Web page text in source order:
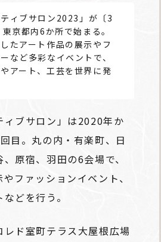
ティブサロン2023」が〔3
京都内6か所で始まる。
たアート作品の展示やフ
など多彩なイベントで、
アート、工芸を世界に発
ィブサロン」は2020年か
目。丸の内・有楽町、日
原宿、羽田の6会場で、
ファッションイベント、
どを行う。
レド室町テラス大屋根広場